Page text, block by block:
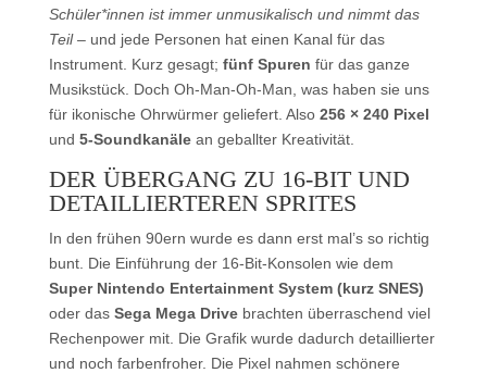
Schüler*innen ist immer unmusikalisch und nimmt das
Teil– und jede Personen hat einen Kanal für das
Instrument. Kurz gesagt; fünf Spuren für das ganze
Musikstück. Doch Oh-Man-Oh-Man, was haben sie uns
für ikonische Ohrwürmer geliefert. Also 256 × 240 Pixel
und 5-Soundkanälean geballter Kreativität.
DER ÜBERGANG ZU 16-BIT UND
DETAILLIERTEREN SPRITES
In den frühen 90ern wurde es dann erst mal’s so richtig
bunt. Die Einführung der 16-Bit-Konsolen wie dem
Super Nintendo Entertainment System (kurz SNES)
oder das Sega Mega Drivebrachten überraschend viel
Rechenpower mit. Die Grafik wurde dadurch detaillierter
und noch farbenfroher. Die Pixel nahmen schönere